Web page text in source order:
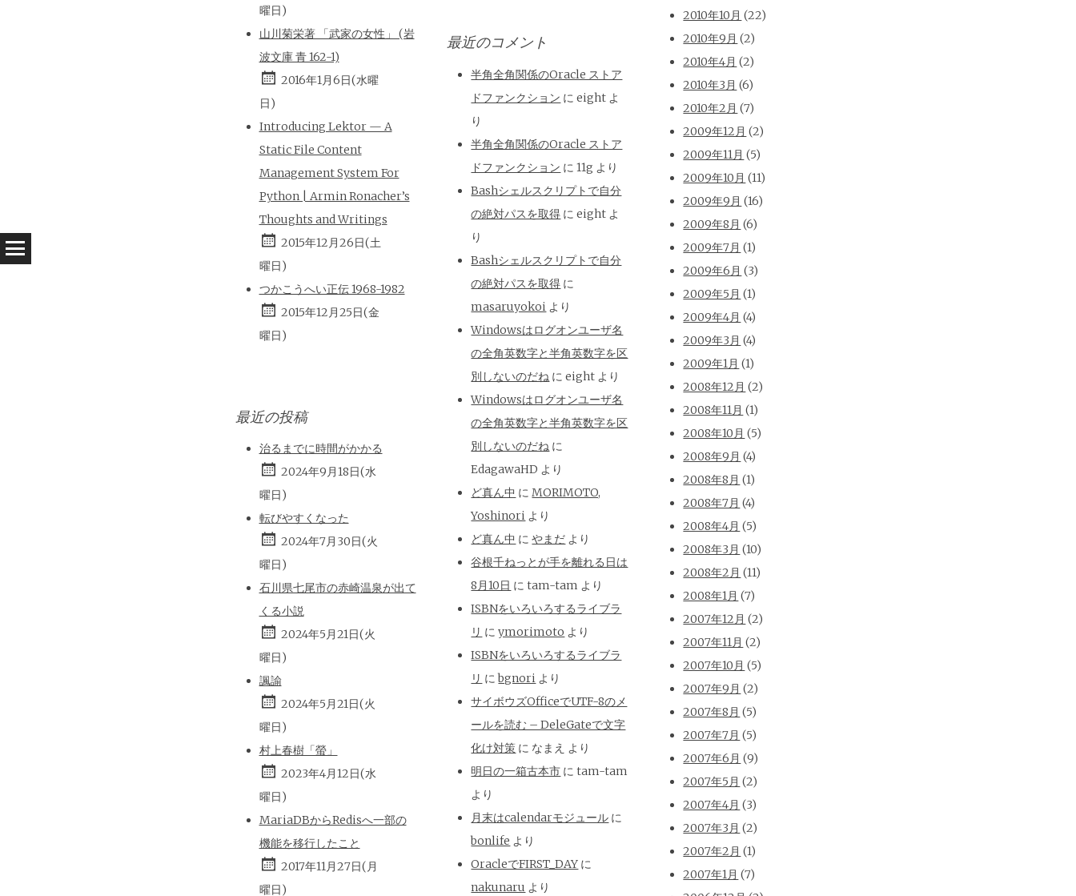
曜日)
山川菊栄著 「武家の女性」 (岩
波文庫 青 162-1)
2016年1月6日(水曜
日)
Introducing Lektor — A
Static File Content
Management System For
Python | Armin Ronacher’s
Thoughts and Writings
2015年12月26日(土
曜日)
つかこうへい正伝 1968-1982
2015年12月25日(金
曜日)
最近の投稿
治るまでに時間がかかる
2024年9月18日(水
曜日)
転びやすくなった
2024年7月30日(火
曜日)
石川県七尾市の赤崎温泉が出て
くる小説
2024年5月21日(火
曜日)
諷諭
2024年5月21日(火
曜日)
村上春樹「螢」
2023年4月12日(水
曜日)
MariaDBからRedisへ一部の
機能を移行したこと
2017年11月27日(月
曜日)
最近のコメント
半角全角関係のOracle ストア
ドファンクション にeight よ
り
半角全角関係のOracle ストア
ドファンクション に11g より
Bashシェルスクリプトで自分
の絶対パスを取得 にeight よ
り
Bashシェルスクリプトで自分
の絶対パスを取得 に
masaruyokoi より
Windowsはログオンユーザ名
の全角英数字と半角英数字を区
別しないのだね にeight より
Windowsはログオンユーザ名
の全角英数字と半角英数字を区
別しないのだね に
EdagawaHD より
ど真ん中 にMORIMOTO,
Yoshinori より
ど真ん中 にやまだ より
谷根千ねっとが手を離れる日は
8月10日 にtam-tam より
ISBNをいろいろするライブラ
リ にymorimoto より
ISBNをいろいろするライブラ
リ にbgnori より
サイボウズOfficeでUTF-8のメ
ールを読む – DeleGateで文字
化け対策 に なまえ より
明日の一箱古本市 にtam-tam
より
月末はcalendarモジュール に
bonlife より
OracleでFIRST_DAY に
nakunaru より
2010年10月 (22)
2010年9月 (2)
2010年4月 (2)
2010年3月 (6)
2010年2月 (7)
2009年12月 (2)
2009年11月 (5)
2009年10月 (11)
2009年9月 (16)
2009年8月 (6)
2009年7月 (1)
2009年6月 (3)
2009年5月 (1)
2009年4月 (4)
2009年3月 (4)
2009年1月 (1)
2008年12月 (2)
2008年11月 (1)
2008年10月 (5)
2008年9月 (4)
2008年8月 (1)
2008年7月 (4)
2008年4月 (5)
2008年3月 (10)
2008年2月 (11)
2008年1月 (7)
2007年12月 (2)
2007年11月 (2)
2007年10月 (5)
2007年9月 (2)
2007年8月 (5)
2007年7月 (5)
2007年6月 (9)
2007年5月 (2)
2007年4月 (3)
2007年3月 (2)
2007年2月 (1)
2007年1月 (7)